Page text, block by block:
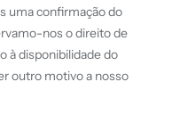
uma confirmação do
nos o direito de
à disponibilidade do
outro motivo a nosso